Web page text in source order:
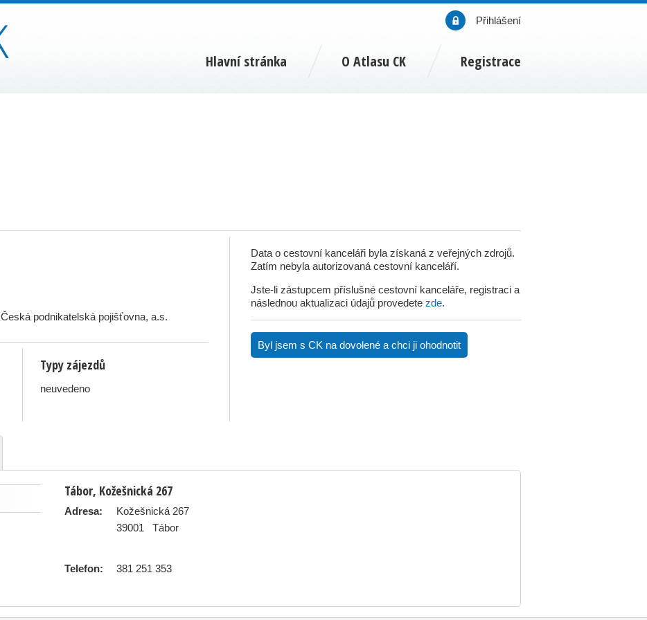
Česká podnikatelská pojišťovna, a.s.
Typy zájezdů
neuvedeno
Data o cestovní kanceláři byla získaná z veřejných zdrojů.
Zatím nebyla autorizovaná cestovní kanceláří.
Jste-li zástupcem příslušné cestovní kanceláře, registraci a
následnou aktualizaci údajů provedete zde.
Byl jsem s CK na dovolené a chci ji ohodnotit
Tábor, Kožešnická 267
Adresa:
Kožešnická 267
39001
Tábor
Telefon: 381 251 353
Přihlášení
Hlavní stránka O Atlasu CK Registrace